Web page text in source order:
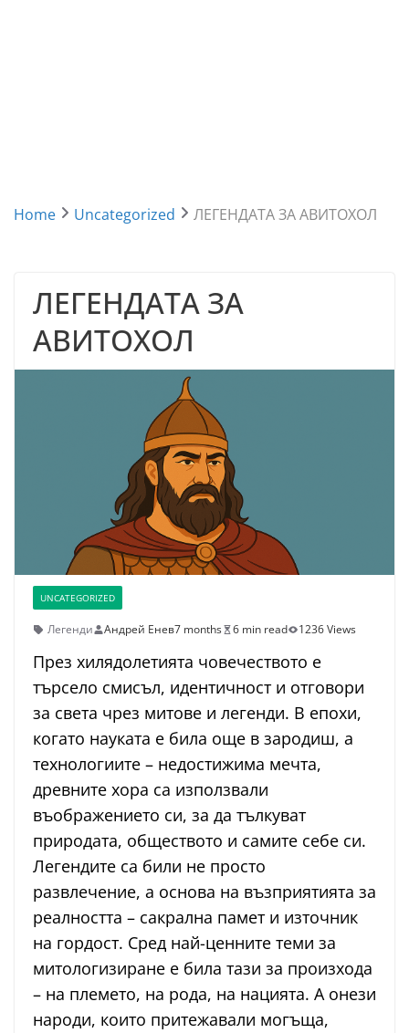
Home Uncategorized ЛЕГЕНДАТА ЗА АВИТОХОЛ
ЛЕГЕНДАТА ЗА
АВИТОХОЛ
UNCATEGORIZED
Легенди Андрей Енев7 months 6 min read 1236 Views
През хилядолетията човечеството е
търсело смисъл, идентичност и отговори
за света чрез митове и легенди. В епохи,
когато науката е била още в зародиш, а
технологиите – недостижима мечта,
древните хора са използвали
въображението си, за да тълкуват
природата, обществото и самите себе си.
Легендите са били не просто
развлечение, а основа на възприятията за
реалността – сакрална памет и източник
на гордост. Сред най-ценните теми за
митологизиране е била тази за произхода
– на племето, на рода, на нацията. А онези
народи, които притежавали могъща,